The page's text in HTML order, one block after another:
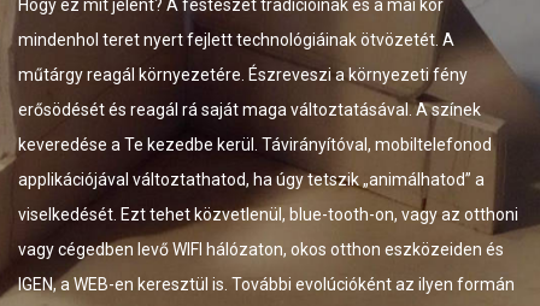
tradícióinak és a mai kor
technológiáinak ötvözetét. A
Észreveszi a környezeti fény
saját maga változtatásával. A színek
kerül. Távirányítóval, mobiltelefonod
ha úgy tetszik „animálhatod” a
blue-tooth-on, vagy az otthoni
hálózaton, okos otthon eszközeiden és
is. További evolúcióként az ilyen formán
megszemélyesíti
integrálta magába,
fénylek, élek és
vagyok, ha látod a
tartalak fogva, csak
jelenlétet – mellyel
megmozdíthatod és
Szemlélő, része és
lesztek, egymást